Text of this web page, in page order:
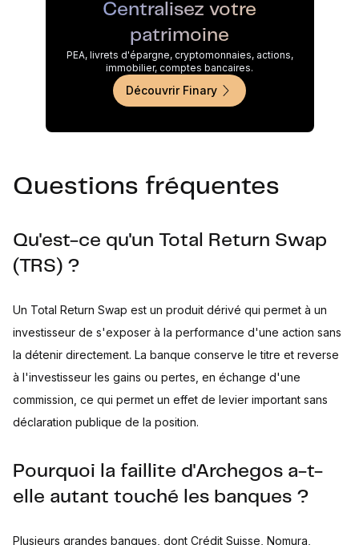
Centralisez votre
patrimoine
PEA, livrets d'épargne, cryptomonnaies, actions,
immobilier, comptes bancaires.
Découvrir Finary
Questions fréquentes
Qu'est-ce qu'un Total Return Swap
(TRS) ?
Un Total Return Swap est un produit dérivé qui permet à un
investisseur de s'exposer à la performance d'une action sans
la détenir directement. La banque conserve le titre et reverse
à l'investisseur les gains ou pertes, en échange d'une
commission, ce qui permet un effet de levier important sans
déclaration publique de la position.
Pourquoi la faillite d'Archegos a-t-
elle autant touché les banques ?
Plusieurs grandes banques, dont Crédit Suisse, Nomura,